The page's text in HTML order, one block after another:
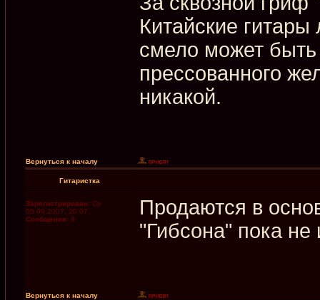
Китайские
смело может
прессованного
никакой.
Вернуться к началу
Гитаристка
Зарегистрирован: Ср
05.09.2007, 20:07
Сообщения: 8
Продаются в
"Гибсона" пока
Вернуться к началу